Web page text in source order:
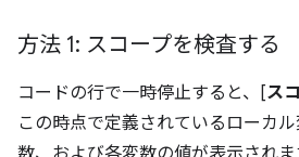
方法 1: スコープを検査する
コードの行で一時停止すると、[ス
この時点で定義されているローカ